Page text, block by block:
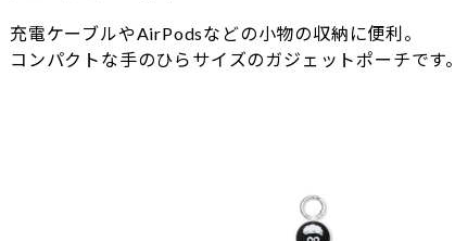
充電ケーブルやAirPodsなどの小物の収納に便利。
コンパクトな手のひらサイズのガジェットポーチです。